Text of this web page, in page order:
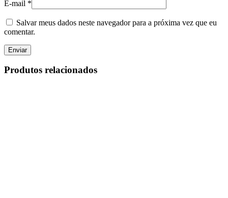
E-mail *
Salvar meus dados neste navegador para a próxima vez que eu
comentar.
Produtos relacionados